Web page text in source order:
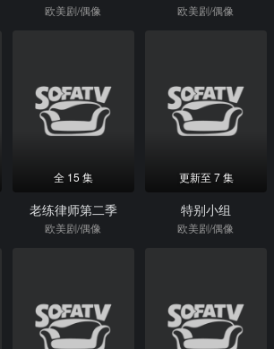
欧美剧/偶像 欧美剧/偶像
全 15 集
老练律师第二季
欧美剧/偶像
更新至 7 集
特别小组
欧美剧/偶像